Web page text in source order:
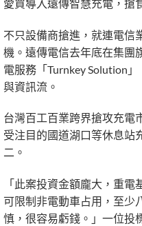
愛買導入遠傳智慧充電，搶
不只設備商搶進，就連電信
機。遠傳電信去年底在集團
電服務「Turnkey Solution
與資訊流。
台灣百工百業跨界搶攻充電
受注目的國道湖口等休息站
二。
「此案投資金額龐大，重
可限制非電動車占用，至少
慎，很容易虧錢。」一位投